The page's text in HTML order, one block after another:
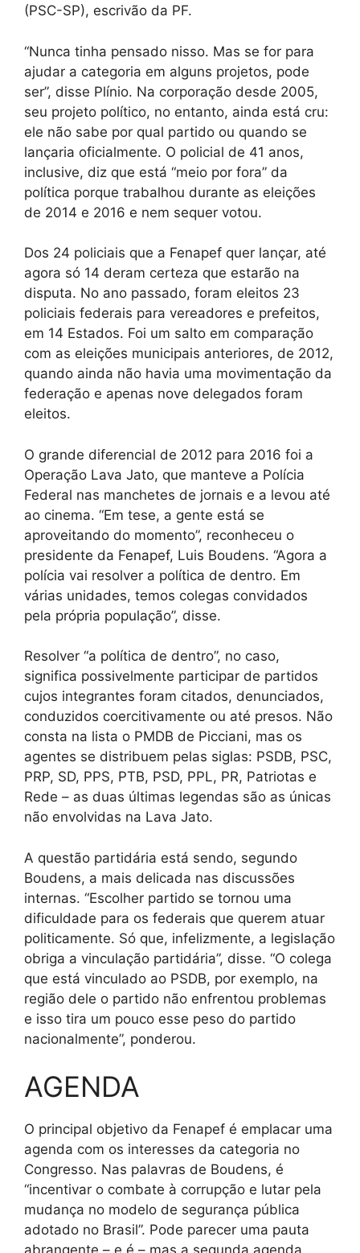
(PSC-SP), escrivão da PF.
“Nunca tinha pensado nisso. Mas se for para
ajudar a categoria em alguns projetos, pode
ser”, disse Plínio. Na corporação desde 2005,
seu projeto político, no entanto, ainda está cru:
ele não sabe por qual partido ou quando se
lançaria oficialmente. O policial de 41 anos,
inclusive, diz que está “meio por fora” da
política porque trabalhou durante as eleições
de 2014 e 2016 e nem sequer votou.
Dos 24 policiais que a Fenapef quer lançar, até
agora só 14 deram certeza que estarão na
disputa. No ano passado, foram eleitos 23
policiais federais para vereadores e prefeitos,
em 14 Estados. Foi um salto em comparação
com as eleições municipais anteriores, de 2012,
quando ainda não havia uma movimentação da
federação e apenas nove delegados foram
eleitos.
O grande diferencial de 2012 para 2016 foi a
Operação Lava Jato, que manteve a Polícia
Federal nas manchetes de jornais e a levou até
ao cinema. “Em tese, a gente está se
aproveitando do momento”, reconheceu o
presidente da Fenapef, Luis Boudens. “Agora a
polícia vai resolver a política de dentro. Em
várias unidades, temos colegas convidados
pela própria população”, disse.
Resolver “a política de dentro”, no caso,
significa possivelmente participar de partidos
cujos integrantes foram citados, denunciados,
conduzidos coercitivamente ou até presos. Não
consta na lista o PMDB de Picciani, mas os
agentes se distribuem pelas siglas: PSDB, PSC,
PRP, SD, PPS, PTB, PSD, PPL, PR, Patriotas e
Rede – as duas últimas legendas são as únicas
não envolvidas na Lava Jato.
A questão partidária está sendo, segundo
Boudens, a mais delicada nas discussões
internas. “Escolher partido se tornou uma
dificuldade para os federais que querem atuar
politicamente. Só que, infelizmente, a legislação
obriga a vinculação partidária”, disse. “O colega
que está vinculado ao PSDB, por exemplo, na
região dele o partido não enfrentou problemas
e isso tira um pouco esse peso do partido
nacionalmente”, ponderou.
AGENDA
O principal objetivo da Fenapef é emplacar uma
agenda com os interesses da categoria no
Congresso. Nas palavras de Boudens, é
“incentivar o combate à corrupção e lutar pela
mudança no modelo de segurança pública
adotado no Brasil”. Pode parecer uma pauta